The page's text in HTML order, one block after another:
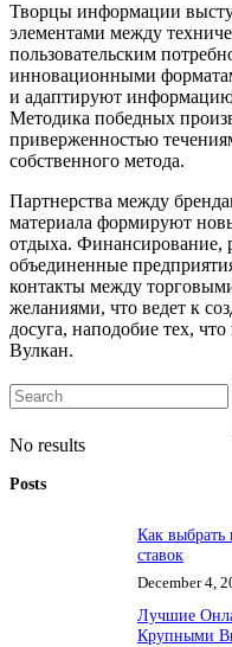
Творцы информации
элементами между
пользовательским
инновационными
и адаптируют
Методика победных
приверженностью
собственного метода.
Партнерства между
материала формируют
отдыха. Финансирование,
объединенные
контакты между
желаниями, что ведет к
досуга, наподобие тех,
Вулкан.
No results
Posts
Как
ставок
December 4,
Лучшие
Крупными